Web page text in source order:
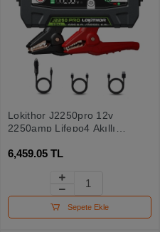
Lokithor J2250pro 12v
2250amp Lifepo4 Akıllı
+ Led Lamba
6,459.05 TL
Sepete Ekle